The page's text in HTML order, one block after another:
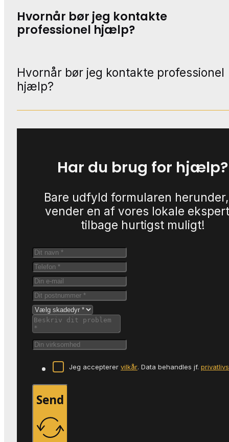
Hvornår bør jeg kontakte
professionel hjælp?
Hvornår bør jeg kontakte professionel
hjælp?
Har du brug for hjælp?
Bare udfyld formularen
vender en af vores lokale
tilbage hurtigst muligt!
Jeg accepterer vilkår. Data behandles jf.
Send